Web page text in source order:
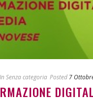
In Senza categoria Posted 7